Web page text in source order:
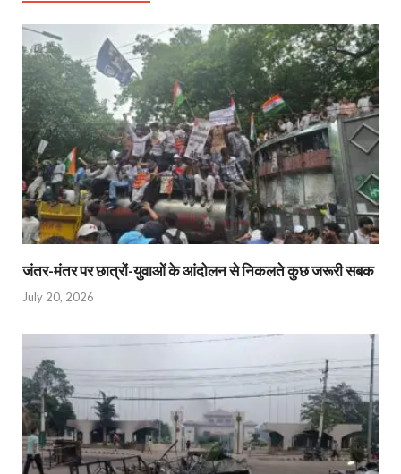
जंतर-मंतर पर छात्रों-युवाओं के आंदोलन से निकलते कुछ जरूरी सबक
July 20, 2026